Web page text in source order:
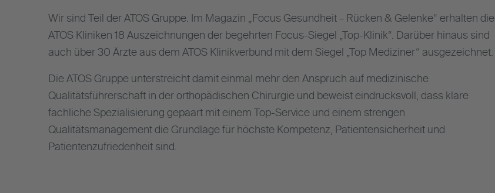
Wir sind Teil der ATOS Gruppe. Im Magazin „Focus Gesundheit – Rücken & Gelenke“ erhalten die
ATOS Kliniken 18 Auszeichnungen der begehrten Focus-Siegel „Top-Klinik“. Darüber hinaus sind
auch über 30 Ärzte aus dem ATOS Klinikverbund mit dem Siegel „Top Mediziner“ ausgezeichnet.
Die ATOS Gruppe unterstreicht damit einmal mehr den Anspruch auf medizinische
Qualitätsführerschaft in der orthopädischen Chirurgie und beweist eindrucksvoll, dass klare
fachliche Spezialisierung gepaart mit einem Top-Service und einem strengen
Qualitätsmanagement die Grundlage für höchste Kompetenz, Patientensicherheit und
Patientenzufriedenheit sind.